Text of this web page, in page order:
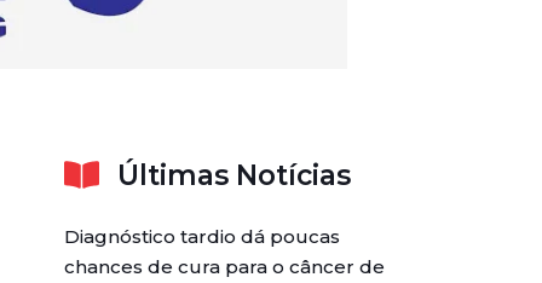
Últimas Notícias
Diagnóstico tardio dá poucas
chances de cura para o câncer de